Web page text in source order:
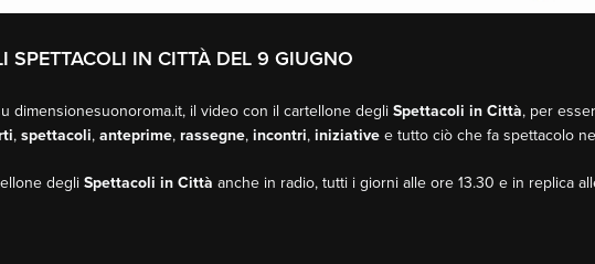
SPETTACOLI IN CITTÀ DEL 9 GIUGNO
dimensionesuonoroma.it, il video con il cartellone degli Spettacoli in Città, per
, spettacoli, anteprime, rassegne, incontri, iniziative e tutto ciò che fa spettacolo
degli Spettacoli in Città anche in radio, tutti i giorni alle ore 13.30 e in replica